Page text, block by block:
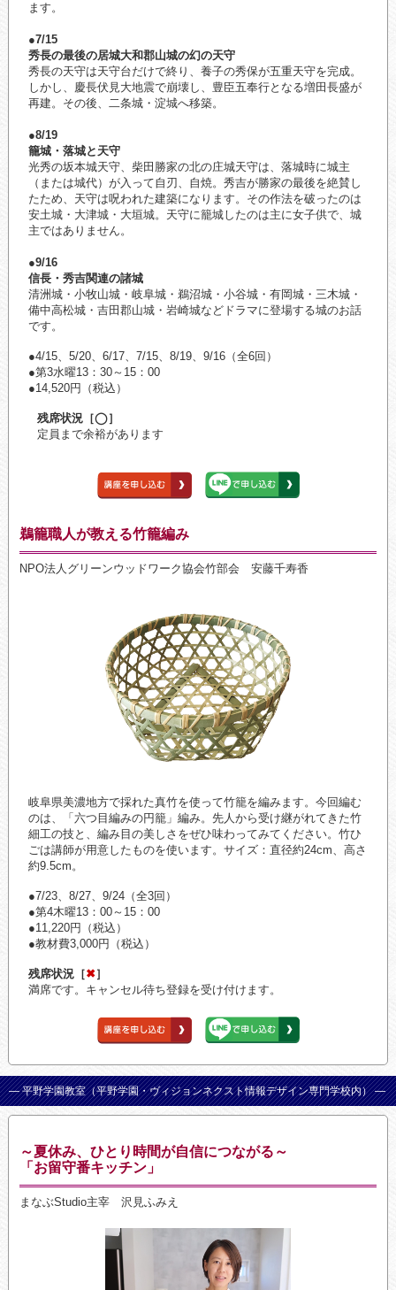
ます。
●7/15
秀長の最後の居城大和郡山城の幻の天守
秀長の天守は天守台だけで終り、養子の秀保が五重天守を完成。
しかし、慶長伏見大地震で崩壊し、豊臣五奉行となる増田長盛が
再建。その後、二条城・淀城へ移築。
●8/19
籠城・落城と天守
光秀の坂本城天守、柴田勝家の北の庄城天守は、落城時に城主
（または城代）が入って自刃、自焼。秀吉が勝家の最後を絶賛し
たため、天守は呪われた建築になります。その作法を破ったのは
安土城・大津城・大垣城。天守に籠城したのは主に女子供で、城
主ではありません。
●9/16
信長・秀吉関連の諸城
清洲城・小牧山城・岐阜城・鵜沼城・小谷城・有岡城・三木城・
備中高松城・吉田郡山城・岩崎城などドラマに登場する城のお話
です。
●4/15、5/20、6/17、7/15、8/19、9/16（全6回）
●第3水曜13：30～15：00
●14,520円（税込）
残席状況［◯］
定員まで余裕があります
鵜籠職人が教える竹籠編み
NPO法人グリーンウッドワーク協会竹部会 安藤千寿香
岐阜県美濃地方で採れた真竹を使って竹籠を編みます。今回編む
のは、「六つ目編みの円籠」編み。先人から受け継がれてきた竹
細工の技と、編み目の美しさをぜひ味わってみてください。竹ひ
ごは講師が用意したものを使います。サイズ：直径約24cm、高さ
約9.5cm。
●7/23、8/27、9/24（全3回）
●第4木曜13：00～15：00
●11,220円（税込）
●教材費3,000円（税込）
残席状況［✖］
満席です。キャンセル待ち登録を受け付けます。
— 平野学園教室（平野学園・ヴィジョンネクスト情報デザイン専門学校内） —
～夏休み、ひとり時間が自信につながる～
「お留守番キッチン」
まなぶStudio主宰 沢見ふみえ